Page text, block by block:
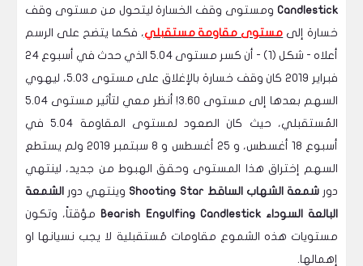
Candlestick ومستوى وقف الخسارة ليتحول من مستوى وقف
خسارة إلى مستوى مقاومة مستقبلي، فكما يتضح على الرسم
أعلاه - شكل (1) - أن كسر مستوى 5.04 الذي حدث في أسبوع 24
فبراير 2019 كان وقف خسارة بالإغلاق على مستوى 5.03، ليهوي
السهم بعدها إلى مستوى 3.60! أنظر معي لتأثير مستوى 5.04
المُستقبلي، حيث كان الصعود لمستوى المقاومة 5.04 في
أسبوع 18 أغسطس، و 25 أغسطس و 8 سبتمبر 2019 ولم يستطع
السهم إختراق هذا المستوى وحقق الهبوط من جديد، لينتهي
دورشمعة الشهاب الساقط Shooting Star وينتهي دور الشمعة
البالعة السوداء Bearish Engulfing Candlestick
مؤقتاً، وتكون
مستويات هذه الشموع مقاومات مُستقبلية لا يجب نسيانها او
إهمالها.